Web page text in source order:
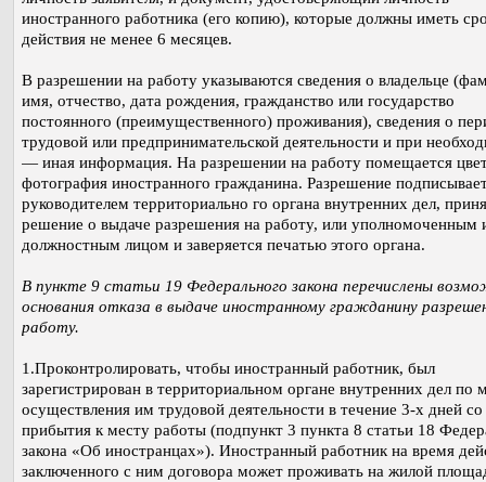
иностранного работника (его копию), которые должны иметь
действия не менее 6 месяцев.
В разрешении на работу указываются сведения о владельце
имя, отчество, дата рождения, гражданство или государство
постоянного (преимущественного) проживания), сведения о
трудовой или предпринимательской деятельности и при
— иная информация. На разрешении на работу помещается
фотография иностранного гражданина. Разрешение
руководителем территориально го органа внутренних дел,
решение о выдаче разрешения на работу, или уполномоченным
должностным лицом и заверяется печатью этого органа.
В пункте 9 статьи 19 Федерального закона перечислены
основания отказа в выдаче иностранному гражданину
работу.
1.Проконтролировать, чтобы иностранный работник, был
зарегистрирован в территориальном органе внутренних дел по
осуществления им трудовой деятельности в течение 3-х дней со
прибытия к месту работы (подпункт 3 пункта 8 статьи 18
закона «Об иностранцах»). Иностранный работник на время
заключенного с ним договора может проживать на жилой